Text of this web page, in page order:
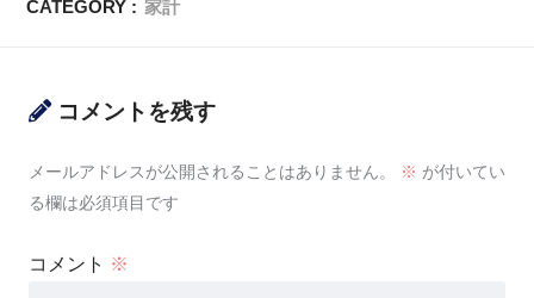
CATEGORY : 家計
コメントを残す
メールアドレスが公開されることはありません。 ※ が付いてい
る欄は必須項目です
コメント ※